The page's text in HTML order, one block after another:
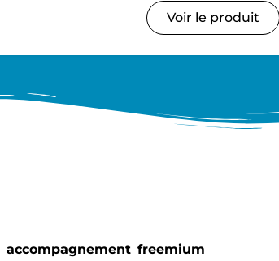
Voir le produit
accompagnement freemium